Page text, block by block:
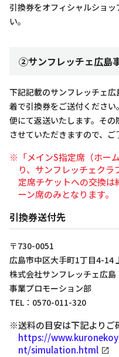
引換券をオフィシャルショ
い。
②サンフレッチェ広島
下記記載のサンフレッチェ
着で引換券をご送付くださ
便にて返送いたします。そ
させていただきますので、ご
※「メインS指定席（ホー
り、サンフレッチェク
定席チケットへの交換
ーン席のみとなります。
引換券送付先
〒730-0051
広島市中区大手町1丁目4-14
株式会社サンフレッチェ広島
事業プロモーション部
TEL：0570-011-320
※送料の目安は下記よりご
https://
nt/simulation.html